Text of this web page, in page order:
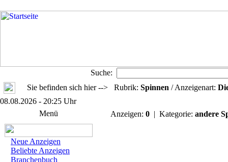
Suche:
Sie befinden sich hier --> Rubrik: Spinnen / Anzeigenart:
08.08.2026 - 20:25 Uhr
Menü
Neue Anzeigen
Beliebte Anzeigen
Branchenbuch
Anzeigen: 0 | Kategorie: andere